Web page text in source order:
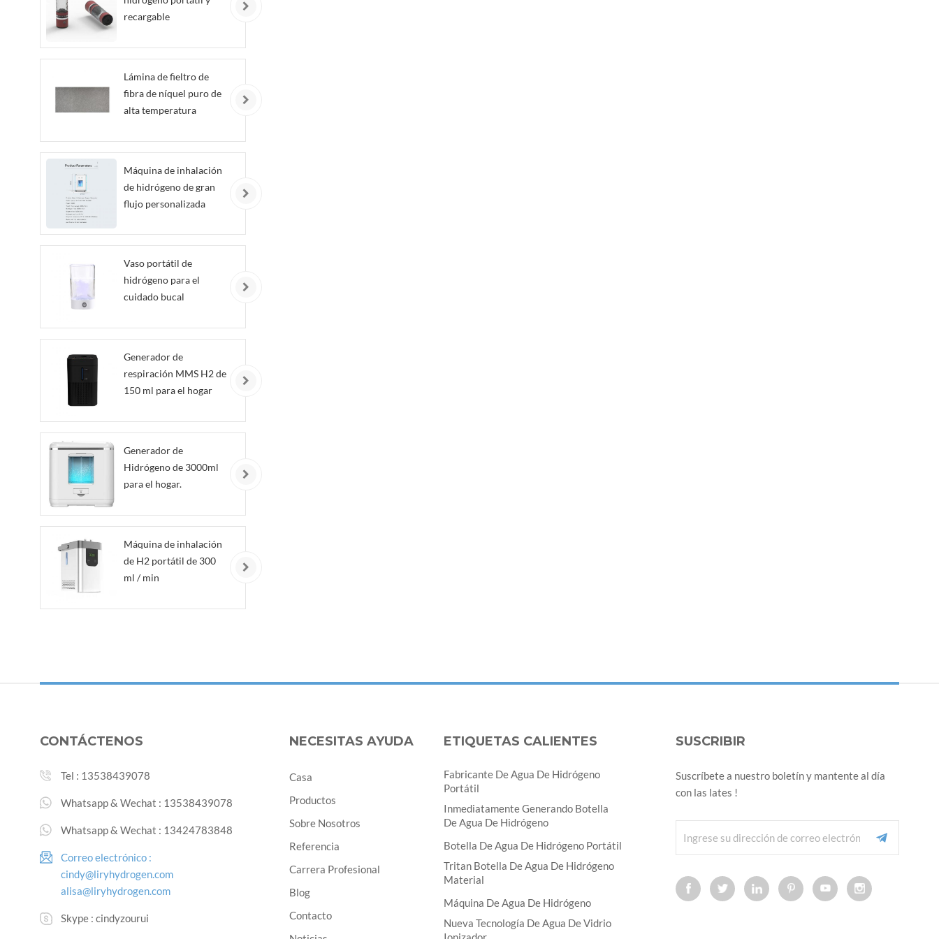
recargable
Lámina de fieltro de
fibra de níquel puro de
alta temperatura
Máquina de inhalación
de hidrógeno de gran
flujo personalizada
Vaso portátil de
hidrógeno para el
cuidado bucal
Generador de
respiración MMS H2 de
150 ml para el hogar
Generador de
Hidrógeno de 3000ml
para el hogar.
Máquina de inhalación
de H2 portátil de 300
ml / min
CONTÁCTENOS
Tel : 13538439078
Whatsapp & Wechat : 13538439078
Whatsapp & Wechat : 13424783848
Correo electrónico :
cindy@liryhydrogen.com
alisa@liryhydrogen.com
Skype : cindyzourui
SUSCRIBIR
Suscríbete a nuestro boletín y mantente al día
con las lates !
NECESITAS AYUDA
Casa
Productos
Sobre Nosotros
Referencia
Carrera Profesional
Blog
Contacto
ETIQUETAS CALIENTES
Fabricante De Agua De Hidrógeno
Portátil
Inmediatamente Generando Botella
De Agua De Hidrógeno
Botella De Agua De Hidrógeno Portátil
Tritan Botella De Agua De Hidrógeno
Material
Máquina De Agua De Hidrógeno
Nueva Tecnología De Agua De Vidrio